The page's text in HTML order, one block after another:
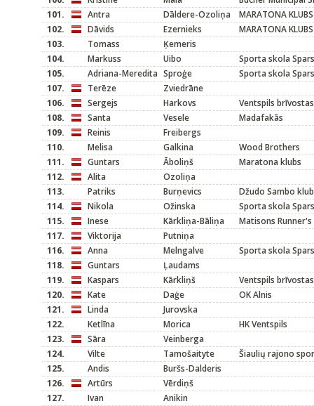
101.
Antra Dāldere-Ozoliņa
MARATONA KLUBS
102.
Dāvids Ezernieks
MARATONA KLUBS
103.
Tomass
Ķemeris
104.
Markuss Uibo
Sporta skola Spars
105.
Adriana-Meredita Sproģe
Sporta skola Spars
107.
Terēze
Zviedrāne
106.
Sergejs Harkovs
Ventspils
108.
Santa Vesele
Madafakās
109.
Reinis
Freibergs
110.
Melisa Galkina
Wood Brothers
111.
Guntars Āboliņš
Maratona klubs
112.
Alita
Ozoliņa
113.
Patriks Burņevics
Džudo Sambo
114.
Nikola Ožinska
Sporta skola Spars
115.
Inese Kārkliņa-Bāliņa
Matisons Runner's
117.
Viktorija
Putniņa
116.
Anna Melngalve
Sporta skola Spars
118.
Guntars
Ļaudams
119.
Kaspars Kārkliņš
Ventspils
120.
Kate Daģe
OK Alnis
121.
Linda
Jurovska
122.
Ketlīna Morica
HK Ventspils
123.
Sāra
Veinberga
124.
Vilte Tamošaityte
Šiaulių rajono
125.
Andis
Buršs-Dalderis
126.
Artūrs
Vērdiņš
127.
Ivan
Anikin